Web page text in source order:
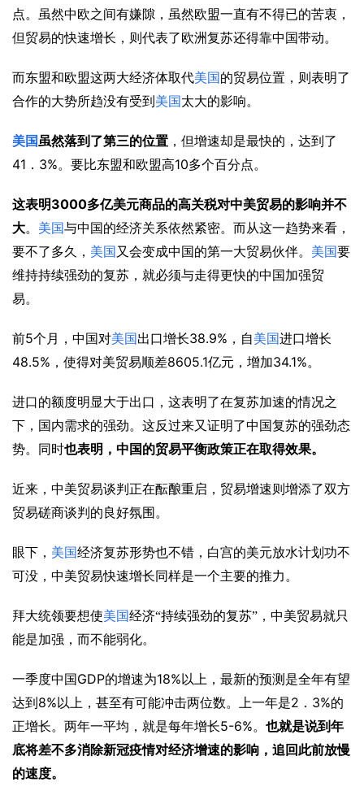
点。虽然中欧之间有嫌隙，虽然欧盟一直有不得已的苦衷，
但贸易的快速增长，则代表了欧洲复苏还得靠中国带动。
而东盟和欧盟这两大经济体取代美国 的贸易位置，则表明了
合作的大势所趋没有受到 美国 太大的影响。
美国 虽然落到了第三的位置 ，但增速却是最快的，达到了
41 ． 3%。要比东盟和欧盟高10多个百分点。
这表明3000多亿美元商品的高关税对中美贸易的影响并不
大。 美国与中国的经济关系依然紧密。而从这一趋势来看，
要不了多久， 美国 又会变成中国的第一大贸易伙伴。 美国要
维持持续强劲的复苏，就必须与走得更快的中国加强贸
易。
前5个月，中国对美国 出口增长38.9% ，自美国进口增长
48.5% ，使得对美贸易顺差8605.1亿元，增加34.1%。
进口的额度明显大于出口，这表明了在复苏加速的情况之
下，国内需求的强劲。这反过来又证明了中国复苏的强劲态
势。同时也表明，中国的贸易平衡政策正在取得效果。
近来，中美贸易谈判正在酝酿重启，贸易增速则增添了双方
贸易磋商谈判的良好氛围。
眼下， 美国经济复苏形势也不错，白宫的美元放水计划功不
可没，中美贸易快速增长同样是一个主要的推力。
拜大统领要想使美国经济“持续强劲的复苏”，中美贸易就只
能是加强，而不能弱化。
一季度中国GDP的增速为18% 以上，最新的预测是全年有望
达到 8% 以上，甚至有可能冲击两位数。上一年是2 ． 3%的
正增长。两年一平均，就是每年增长5-6%。 也就是说到年
底将差不多消除新冠疫情对经济增速的影响，追回此前放慢
的速度。